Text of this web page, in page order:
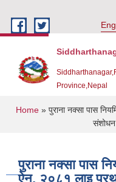
Province,Nepal
You are here
Home » पुराना नक्सा पास
पुराना नक्सा पास
ऐन, २०८१ लाइ